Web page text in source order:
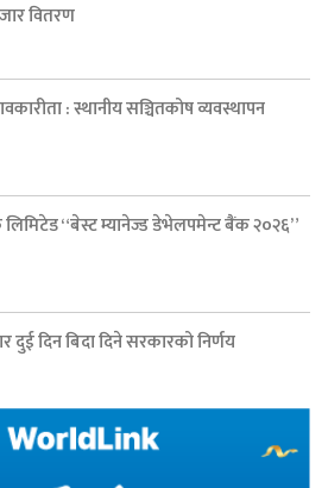
वितरण
: स्थानीय सञ्चितकोष व्यवस्थापन
“बेस्ट म्यानेज्ड डेभेलपमेन्ट बैंक २०२६”
दुई दिन बिदा दिने सरकारको निर्णय